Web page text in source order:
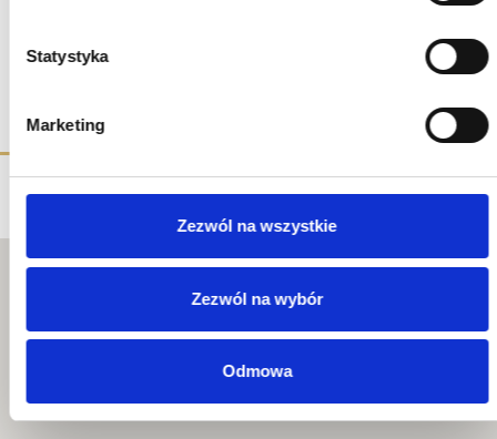
Statystyka
Marketing
Zezwól na wszystkie
Zezwól na wybór
Odmowa
Więcej informacji
Informacyjny